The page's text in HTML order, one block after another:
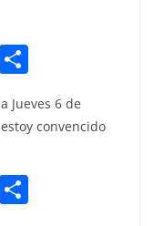
T
a
m
m
p
Jueves 6 de
convencido
T